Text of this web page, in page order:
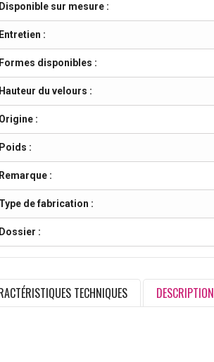
Disponible sur mesure :
Entretien :
Formes disponibles :
Hauteur du velours :
Origine :
Poids :
Remarque :
Type de fabrication :
Dossier :
TECHNIQUES DESCRIPTION